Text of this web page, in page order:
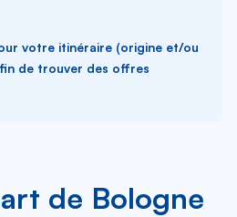
votre itinéraire (origine et/ou
de trouver des offres
de Bologne